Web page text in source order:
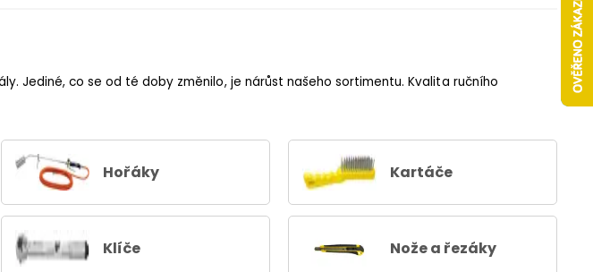
Jediné, co se od té doby změnilo, je nárůst našeho sortimentu. Kvalita ručního
Hořáky Kartáče
Klíče Nože a řezáky